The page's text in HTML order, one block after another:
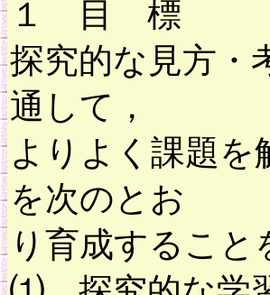
１ 目 標
探究的な見方・
通して，
よりよく課題を
を次のとお
り育成すること